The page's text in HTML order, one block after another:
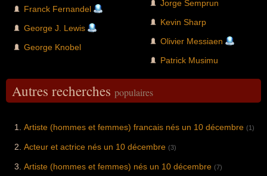
Franck Fernandel
George J. Lewis
George Knobel
Jorge Semprun
Kevin Sharp
Olivier Messiaen
Patrick Musimu
Autres recherches populaires
Artiste (hommes et femmes) francais nés un 10 décembre (1)
Acteur et actrice nés un 10 décembre (3)
Artiste (hommes et femmes) nés un 10 décembre (7)